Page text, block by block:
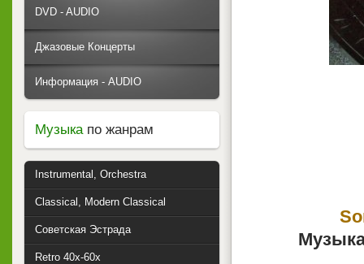
DVD - AUDIO
Джазовые Концерты
Информация - AUDIO
Музыкапо жанрам
Instrumental, Orchestra
Classical, Modern Classical
Советская Эстрада
Retro 40x-60x